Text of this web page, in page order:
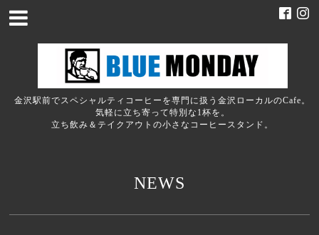
金沢駅前でスペシャルティコーヒーを専門に扱う金沢ローカルのCafe。
気軽に立ち寄って特別な1杯を。
立ち飲み＆テイクアウトの小さなコーヒースタンド。
NEWS